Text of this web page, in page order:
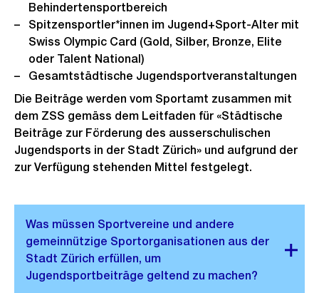
Behindertensportbereich
Spitzensportler*innen im Jugend+Sport-Alter mit
Swiss Olympic Card (Gold, Silber, Bronze, Elite
oder Talent National)
Gesamtstädtische Jugendsportveranstaltungen
Die Beiträge werden vom Sportamt zusammen mit
dem ZSS gemäss dem Leitfaden für «Städtische
Beiträge zur Förderung des ausserschulischen
Jugendsports in der Stadt Zürich» und aufgrund der
zur Verfügung stehenden Mittel festgelegt.